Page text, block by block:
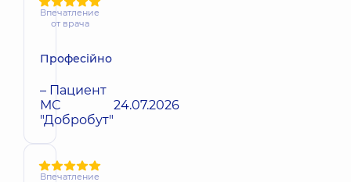
Впечатление
от врача
Професійно
– Пациент
МС
"Добробут"
24.07.2026
Впечатление